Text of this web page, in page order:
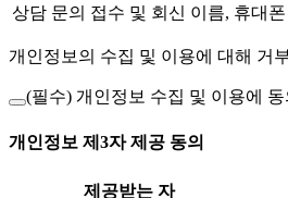
상담 문의 접수 및 회신 이름, 휴대
개인정보의 수집 및 이용에 대해 거
(필수) 개인정보 수집 및 이용에
개인정보 제3자 제공 동의
제공받는 자